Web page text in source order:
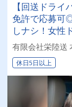
【回送ドラ
免許で応募可
しナシ！女性
乗れるチャン
有限会社栄陸送
休日5日以上